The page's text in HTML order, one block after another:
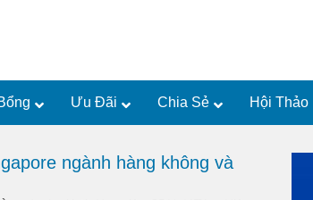
Ưu Đãi Chia Sẻ Hội Thảo
ngành hàng không và